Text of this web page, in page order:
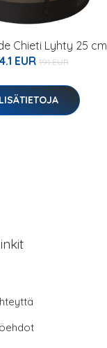
Chieti Lyhty 25 cm
EUR 191 EUR
LISÄTIETOJA